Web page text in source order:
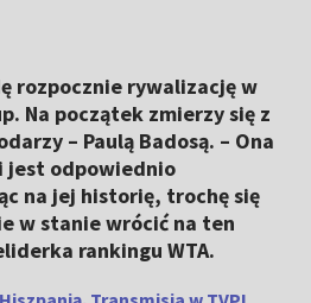
rozpocznie rywalizację w
Na początek zmierzy się z
– Paulą Badosą. – Ona
jest odpowiednio
na jej historię, trochę się
w stanie wrócić na ten
rankingu WTA.